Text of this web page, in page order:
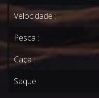
Velocidade :
Pesca :
Caça :
Saque :